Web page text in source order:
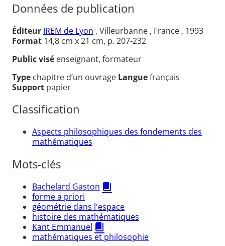
Données de publication
Éditeur IREM de Lyon , Villeurbanne , France , 1993
Format 14,8 cm x 21 cm, p. 207-232
Public visé enseignant, formateur
Type chapitre d’un ouvrage Languefrançais
Support papier
Classification
Aspects philosophiques des fondements des
mathématiques
Mots-clés
Bachelard Gaston
forme a priori
géométrie dans l'espace
histoire des mathématiques
Kant Emmanuel
mathématiques et philosophie